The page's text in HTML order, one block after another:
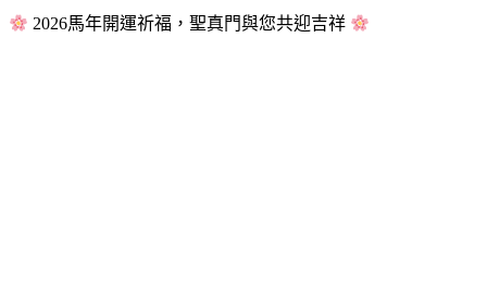
2026馬年開運祈福，聖真門與您共迎吉祥